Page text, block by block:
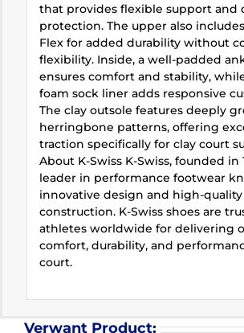
that provides flexible support and
protection. The upper also
Flex for added durability without
flexibility. Inside, a well-padded
ensures comfort and stability,
foam sock liner adds responsive
The clay outsole features deeply
herringbone patterns, offering
traction specifically for clay court
About K-Swiss K-Swiss, founded in
leader in performance footwear
innovative design and high-quality
construction. K-Swiss shoes are
athletes worldwide for delivering
comfort, durability, and
court.
Verwant Product: